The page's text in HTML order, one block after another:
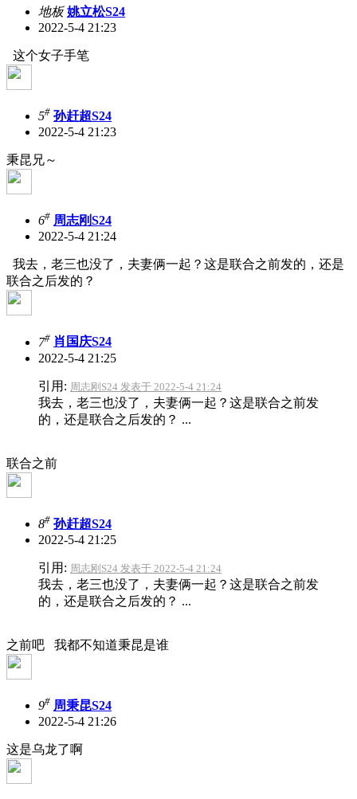
地板 姚立松S24
2022-5-4 21:23
这个女子手笔
5# 孙赶超S24
2022-5-4 21:23
秉昆兄～
6# 周志刚S24
2022-5-4 21:24
我去，老三也没了，夫妻俩一起？这是联合之前发的，还是
联合之后发的？
7# 肖国庆S24
2022-5-4 21:25
引用: 周志刚S24 发表于 2022-5-4 21:24
我去，老三也没了，夫妻俩一起？这是联合之前发
的，还是联合之后发的？ ...
联合之前
8# 孙赶超S24
2022-5-4 21:25
引用: 周志刚S24 发表于 2022-5-4 21:24
我去，老三也没了，夫妻俩一起？这是联合之前发
的，还是联合之后发的？ ...
之前吧 我都不知道秉昆是谁
9# 周秉昆S24
2022-5-4 21:26
这是乌龙了啊